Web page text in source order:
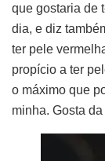
que gostaria de
dia, e diz
ter pele
propício a ter
o máximo que
minha. Gosta